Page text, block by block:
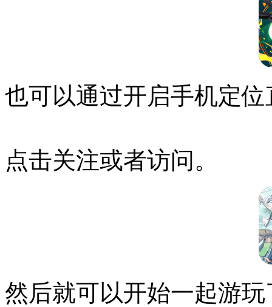
也可以通过开启手机定
点击关注或者访问。
然后就可以开始一起游玩